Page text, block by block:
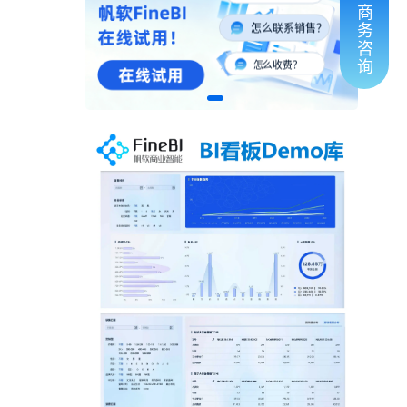
怎么联系销售？
怎么收费？
怎么联系销售？
商
务
咨
询